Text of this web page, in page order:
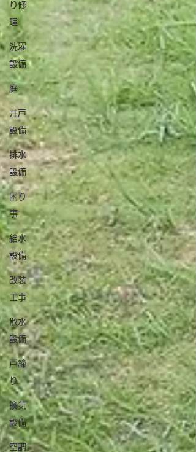
り修
理
洗濯
設備
庭
井戸
設備
排水
設備
困り
事
給水
設備
改装
工事
散水
設備
戸締
り
換気
設備
空調